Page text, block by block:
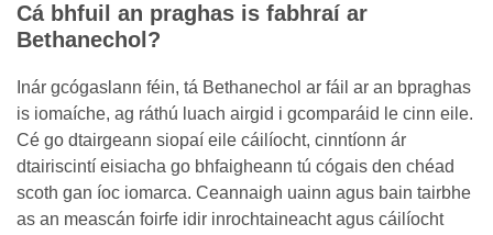
Cá bhfuil an praghas is fabhraí ar
Bethanechol?
Inár gcógaslann féin, tá Bethanechol ar fáil ar an bpraghas
is iomaíche, ag ráthú luach airgid i gcomparáid le cinn eile.
Cé go dtairgeann siopaí eile cáilíocht, cinntíonn ár
dtairiscintí eisiacha go bhfaigheann tú cógais den chéad
scoth gan íoc iomarca. Ceannaigh uainn agus bain tairbhe
as an meascán foirfe idir inrochtaineacht agus cáilíocht